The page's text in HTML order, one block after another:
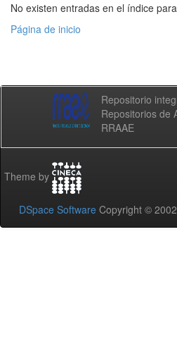
No existen entradas en el índice
Página de inicio
Repositorio
Repositorios de
RRAAE
Theme by
DSpace Software Copyright ©